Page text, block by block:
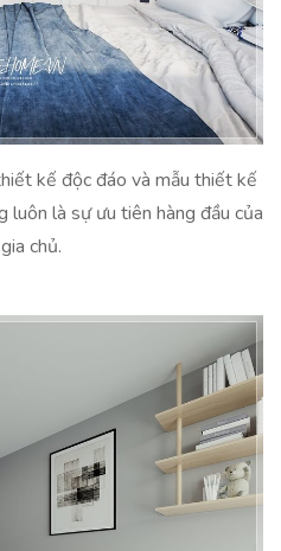
kế độc đáo và mẫu thiết kế
luôn là sự ưu tiên hàng đầu của
chủ.